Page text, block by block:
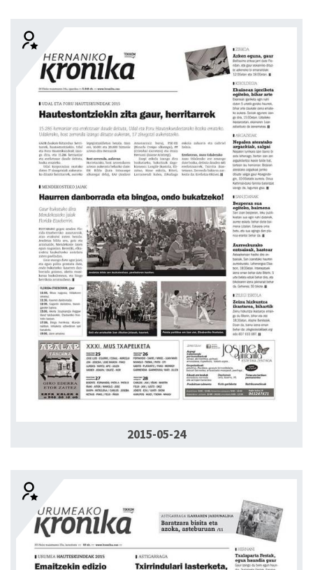
2015-05-24